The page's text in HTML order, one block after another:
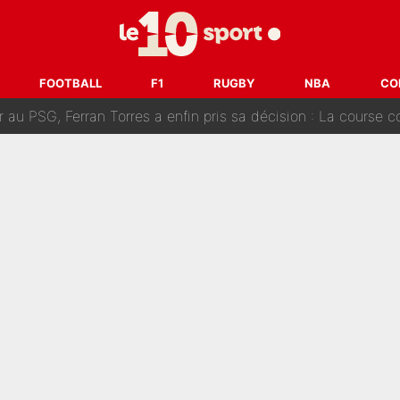
FOOTBALL F1 RUGBY NBA
Rodri va trahir le Real Madrid : Le Ballon d'Or a choisi de
la logique derrière la concordance des temps
au PSG, Ferran Torres a enfin pris sa décision : La course